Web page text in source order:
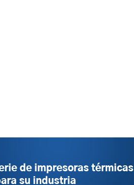
de impresoras térmicas
su industria